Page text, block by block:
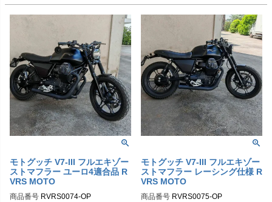
モトグッチ V7-III フルエキゾー
ストマフラー ユーロ4適合品 R
VRS MOTO
商品番号 RVRS0074-OP
モトグッチ V7-III フルエキゾー
ストマフラー レーシング仕様 R
VRS MOTO
商品番号 RVRS0075-OP